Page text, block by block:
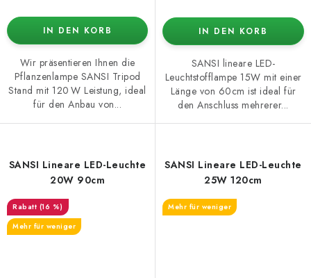
IN DEN KORB
Wir präsentieren Ihnen die
Pflanzenlampe SANSI Tripod
Stand mit 120 W Leistung, ideal
für den Anbau von...
IN DEN KORB
SANSI lineare LED-
Leuchtstofflampe 15W mit einer
Länge von 60cm ist ideal für
den Anschluss mehrerer...
SANSI Lineare LED-Leuchte
20W 90cm
(16 %)
Mehr für weniger
SANSI Lineare LED-Leuchte
25W 120cm
Mehr für weniger